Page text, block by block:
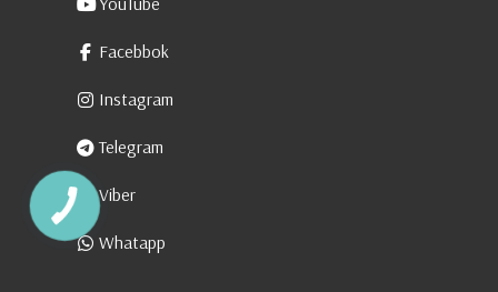
Facebbok
Instagram
Telegram
Viber
Whatapp